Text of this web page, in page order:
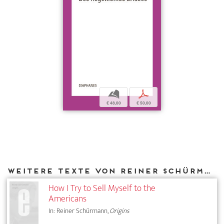
b
€ 48,00
p
€ 50,00
Weitere Texte von Reiner Schürmann bei DIAPHANES
How I Try to Sell Myself to the
Americans
In: Reiner Schürmann,Origins